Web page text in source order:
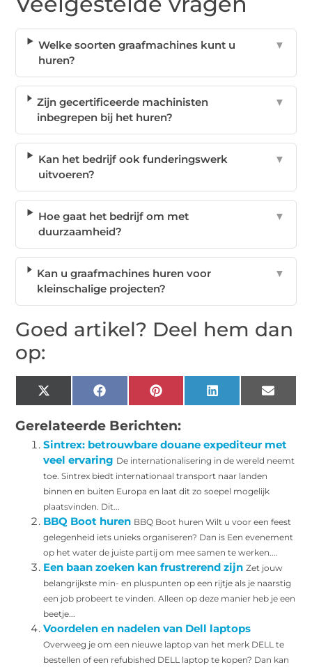
Welke soorten graafmachines kunt u
huren?
▼
Zijn gecertificeerde machinisten
inbegrepen bij het huren?
▼
Kan het bedrijf ook funderingswerk
uitvoeren?
▼
Hoe gaat het bedrijf om met
duurzaamheid?
▼
Kan u graafmachines huren voor
kleinschalige projecten?
▼
Goed artikel? Deel hem dan
op:
X
(Twitter)
Facebook Pinterest LinkedIn Email
Gerelateerde Berichten:
Sintrex: betrouwbare douane expediteur met
veel ervaring De internationalisering in de wereld neemt
toe. Sintrex biedt internationaal transport naar landen
binnen en buiten Europa en laat dit zo soepel mogelijk
plaatsvinden. Dit...
BBQ Boot huren BBQ Boot huren Wilt u voor een feest
gelegenheid iets unieks organiseren? Dan is Een evenement
op het water de juiste partij om mee samen te werken....
Een baan zoeken kan frustrerend zijn Zet jouw
belangrijkste min- en pluspunten op een rijtje als je naarstig
een job probeert te vinden. Alleen op deze manier heb je een
beetje...
Voordelen en nadelen van Dell laptops
Overweeg je om een nieuwe laptop van het merk DELL te
bestellen of een refubished DELL laptop te kopen? Dan kan